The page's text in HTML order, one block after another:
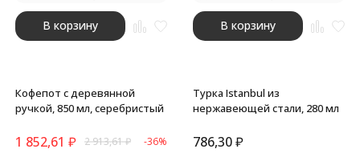
В корзину В корзину
Кофепот с деревянной
ручкой, 850 мл, серебристый
1 852,61 ₽ 2 913,61₽ -36%
Турка Istanbul из
нержавеющей стали, 280 мл
786,30₽